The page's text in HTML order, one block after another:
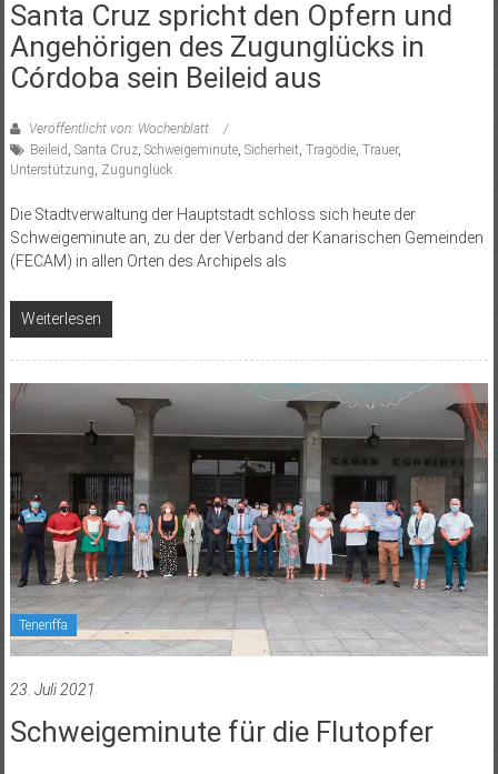
Santa Cruz spricht den Opfern und
Angehörigen des Zugunglücks in
Córdoba sein Beileid aus
Veröffentlicht von: Wochenblatt
Beileid Santa Cruz, Schweigeminute, Sicherheit Tragödie, Trauer,
Unterstützung Zugunglück
Die Stadtverwaltung der Hauptstadt schloss sich heute der
Schweigeminute an, zu der der Verband der Kanarischen Gemeinden
(FECAM) in allen Orten des Archipels als
Weiterlesen
Teneriffa
23. Juli 2021
Schweigeminute für die Flutopfer